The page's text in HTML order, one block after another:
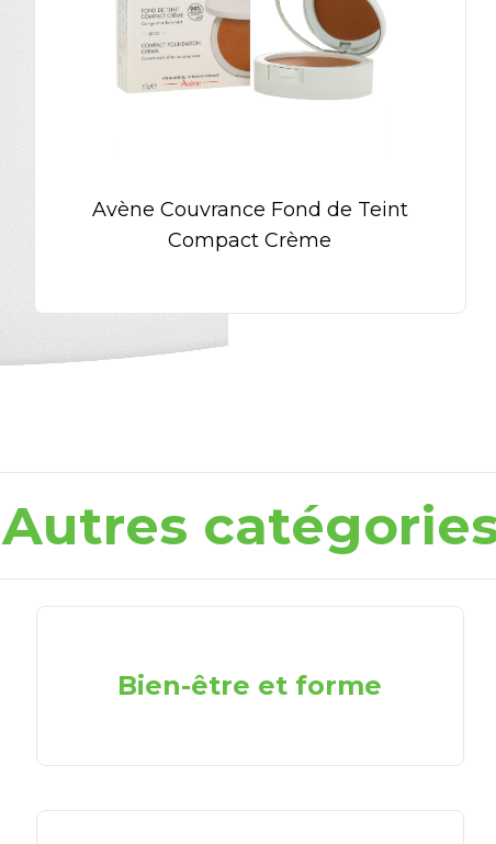
Avène Couvrance Fond de Teint
Compact Crème
Autres
Bien-être et forme